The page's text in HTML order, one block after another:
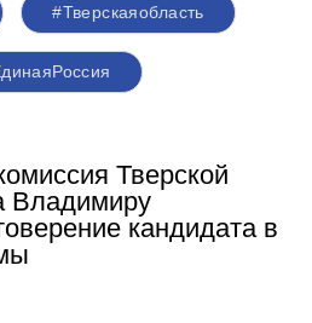
#Тверскаяобласть
Тверской
Владимиру
кандидата в